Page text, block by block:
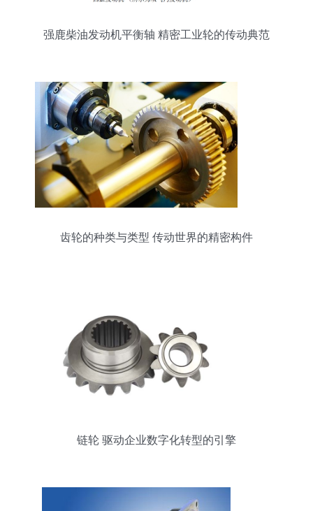
强鹿柴油发动机平衡轴 精密工业轮的传动典范
齿轮的种类与类型 传动世界的精密构件
链轮 驱动企业数字化转型的引擎